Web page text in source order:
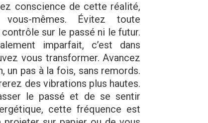
conscience de cette réalité,
mêmes. Évitez toute
sur le passé ni le futur.
imparfait, c’est dans
vous transformer. Avancez
un pas à la fois, sans remords.
des vibrations plus hautes.
le passé et de se sentir
cette fréquence est